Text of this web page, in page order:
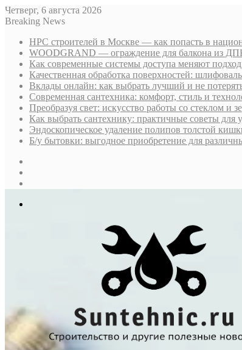
Четверг, 6 августа 2026
Breaking News
НРС строителей в Москве — как попасть в
WOODGRAND — ограждение для балкона из
Как современные системы доступа меняют подход
Качественная обработка поверхностей:
Вклады онлайн: как выбрать лучший и не
Современная сантехника: комфорт, стиль и
Преобразуя свет: искусство работы со стеклом и
Как выбрать сантехнику: практичные советы для
Эндоскопическое удаление полипов толстой
Б/у бытовки: выгодное приобретение для